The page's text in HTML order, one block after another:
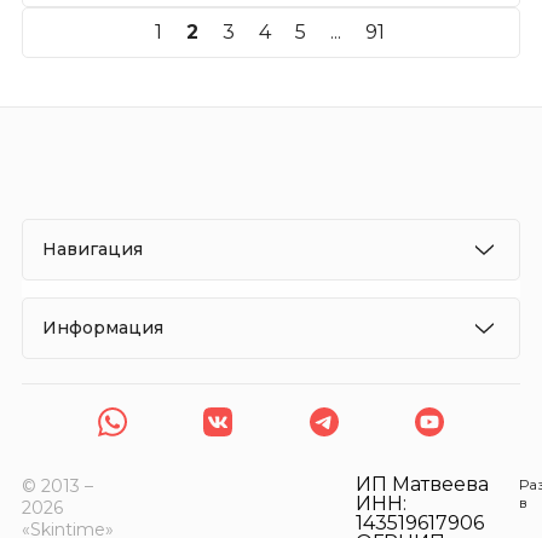
1 2 3 4 5 ... 91
Навигация
Информация
© 2013 –
2026
«Skintime»
ИП Матвеева
ИНН:
143519617906
в